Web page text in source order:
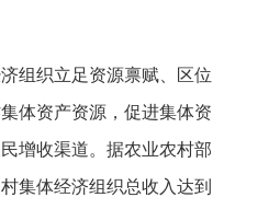
组织立足资源禀赋、区位
体资产资源，促进集体资
增收渠道。据农业农村部
集体经济组织总收入达到